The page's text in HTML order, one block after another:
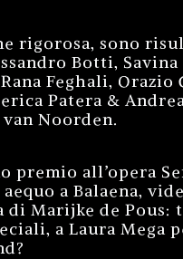
rigorosa, sono
Botti, Savina
Feghali,
Patera &
Noorden.
all’opera
a Balaena,
Marijke de
a Laura Mega